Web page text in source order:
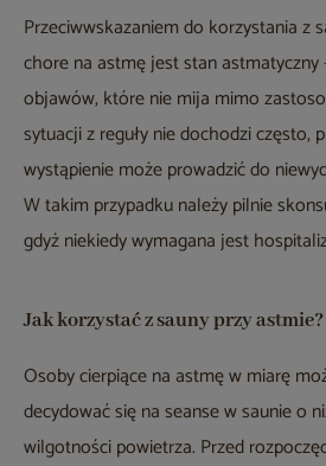
Przeciwwskazaniem do korzystania z
chore na astmę jest stan
objawów, które nie mija mimo
sytuacji z reguły nie dochodzi często,
wystąpienie może prowadzić do
W takim przypadku należy pilnie
gdyż niekiedy wymagana jest
Jak korzystać z sauny przy astmie?
Osoby cierpiące na astmę w miarę
decydować się na seanse w saunie o
wilgotności powietrza. Przed